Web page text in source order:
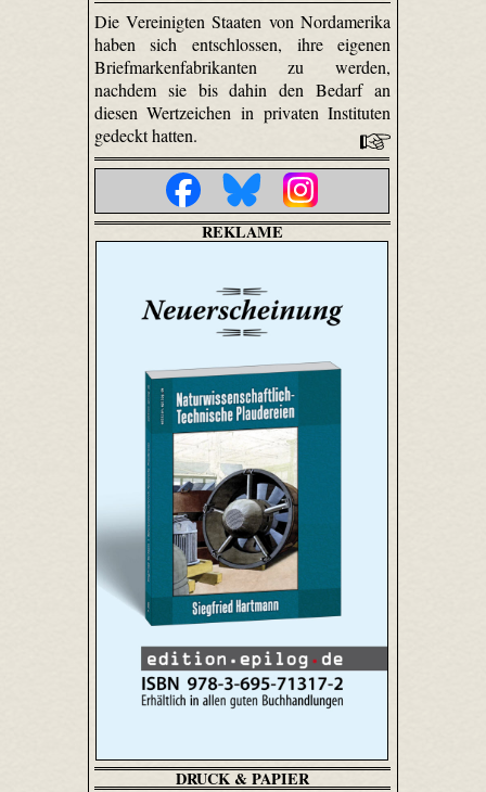
Die Vereinigten Staaten von Nordamerika
haben sich entschlossen, ihre eigenen
Briefmarkenfabrikanten zu werden,
nachdem sie bis dahin den Bedarf an
diesen Wertzeichen in privaten Instituten
gedeckt hatten.
REKLAME
DRUCK & PAPIER